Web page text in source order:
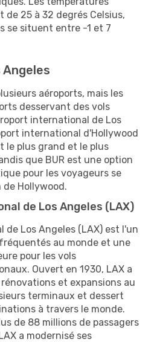
25 à 32 degrés Celsius,
se situent entre -1 et 7
aéroports, mais les
desservant des vols
international de Los
international d'Hollywood
le plus grand et le plus
que BUR est une option
pour les voyageurs se
Hollywood.
de Los Angeles (LAX)
de Los Angeles (LAX) est l'un
au monde et une
pour les vols
Ouvert en 1930, LAX a
et expansions au
terminaux et dessert
à travers le monde.
de 88 millions de passagers
a modernisé ses